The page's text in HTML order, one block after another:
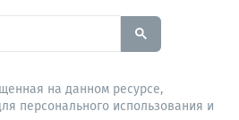
this site, enter a
на данном ресурсе,
персонального использования и